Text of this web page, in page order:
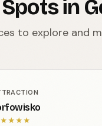
in
to explore and
★★★★